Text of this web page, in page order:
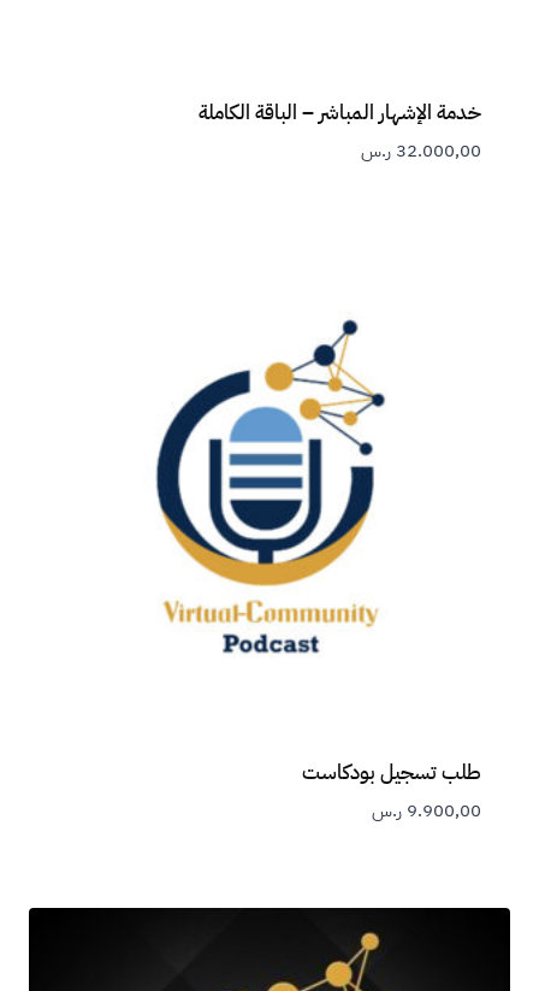
خدمة الإشهار المباشر – الباقة الكاملة
32.000,00 ر.س
طلب تسجيل بودكاست
9.900,00 ر.س